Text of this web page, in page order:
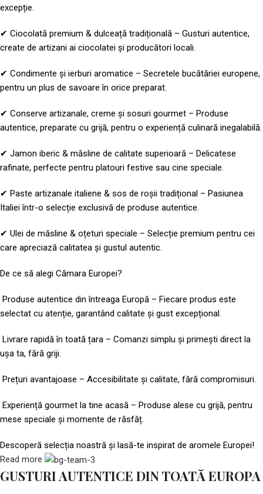
excepție.
✔ Ciocolată premium & dulceață tradițională – Gusturi autentice,
create de artizani ai ciocolatei și producători locali.
✔ Condimente și ierburi aromatice – Secretele bucătăriei europene,
pentru un plus de savoare în orice preparat.
✔ Conserve artizanale, creme și sosuri gourmet – Produse
autentice, preparate cu grijă, pentru o experiență culinară inegalabilă.
✔ Jamon iberic & măsline de calitate superioară – Delicatese
rafinate, perfecte pentru platouri festive sau cine speciale.
✔ Paste artizanale italiene & sos de roșii tradițional – Pasiunea
Italiei într-o selecție exclusivă de produse autentice.
✔ Ulei de măsline & oțeturi speciale – Selecție premium pentru cei
care apreciază calitatea și gustul autentic.
De ce să alegi Cămara Europei?
Produse autentice din întreaga Europă – Fiecare produs este
selectat cu atenție, garantând calitate și gust excepțional.
Livrare rapidă în toată țara – Comanzi simplu și primești direct la
ușa ta, fără griji.
Prețuri avantajoase – Accesibilitate și calitate, fără compromisuri.
Experiență gourmet la tine acasă – Produse alese cu grijă, pentru
mese speciale și momente de răsfăț.
Descoperă selecția noastră și lasă-te inspirat de aromele Europei!
Read more
GUSTURI AUTENTICE DIN TOATĂ EUROPA